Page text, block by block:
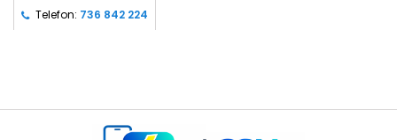
Telefon: 736 842 224